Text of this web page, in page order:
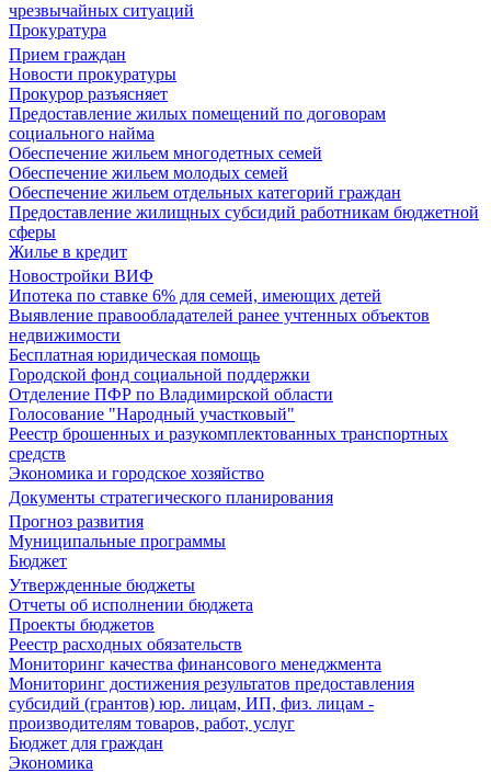
чрезвычайных ситуаций
Прокуратура
Прием граждан
Новости прокуратуры
Прокурор разъясняет
Предоставление жилых помещений по договорам
социального найма
Обеспечение жильем многодетных семей
Обеспечение жильем молодых семей
Обеспечение жильем отдельных категорий граждан
Предоставление жилищных субсидий работникам бюджетной
сферы
Жилье в кредит
Новостройки ВИФ
Ипотека по ставке 6% для семей, имеющих детей
Выявление правообладателей ранее учтенных объектов
недвижимости
Бесплатная юридическая помощь
Городской фонд социальной поддержки
Отделение ПФР по Владимирской области
Голосование "Народный участковый"
Реестр брошенных и разукомплектованных транспортных
средств
Экономика и городское хозяйство
Документы стратегического планирования
Прогноз развития
Муниципальные программы
Бюджет
Утвержденные бюджеты
Отчеты об исполнении бюджета
Проекты бюджетов
Реестр расходных обязательств
Мониторинг качества финансового менеджмента
Мониторинг достижения результатов предоставления
субсидий (грантов) юр. лицам, ИП, физ. лицам -
производителям товаров, работ, услуг
Бюджет для граждан
Экономика